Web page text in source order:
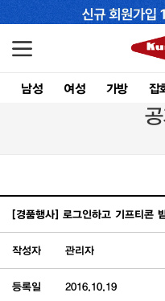
남성 여성 가방 잡
[경품행사] 로그인하고 기프티콘
작성자 관리자
등록일 2016.10.19